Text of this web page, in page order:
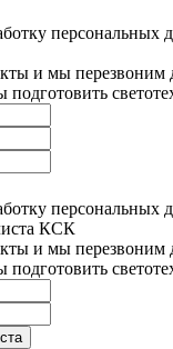
персональных
и мы перезвоним
подготовить
персональных
КСК
и мы перезвоним
подготовить